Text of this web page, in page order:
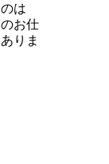
は
お仕
りま